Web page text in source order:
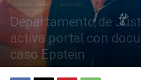
Estados Unidos Gobierno
Departamento de
activa portal con
caso Epstein